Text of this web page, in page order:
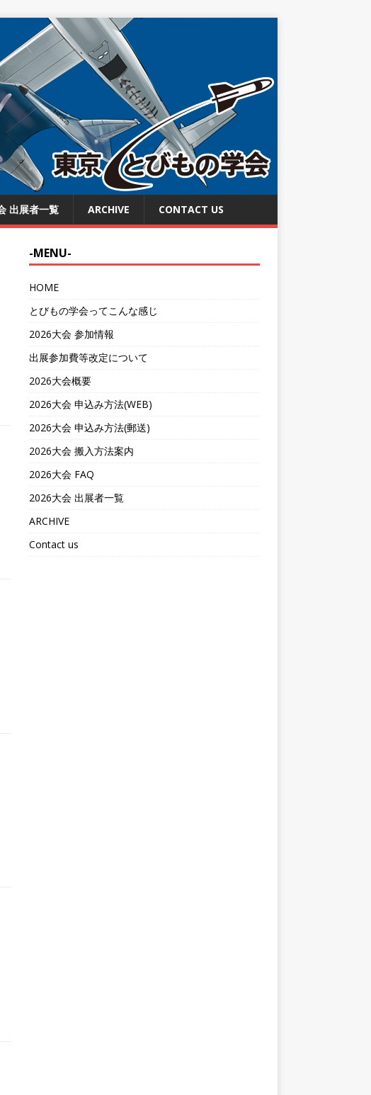
出展者一覧 ARCHIVE CONTACT US
-MENU-
HOME
とびもの学会ってこんな感じ
2026大会 参加情報
出展参加費等改定について
2026大会概要
2026大会 申込み方法(WEB)
2026大会 申込み方法(郵送)
2026大会 搬入方法案内
2026大会 FAQ
2026大会 出展者一覧
ARCHIVE
Contact us